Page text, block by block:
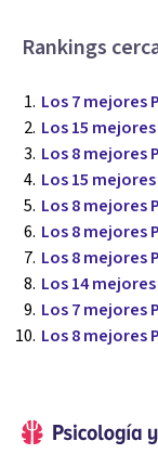
Rankings
Los 7 mejores
Los 15
Los 8 mejores
Los 15
Los 8 mejores
Los 8 mejores
Los 8 mejores
Los 14
Los 7 mejores
Los 8 mejores